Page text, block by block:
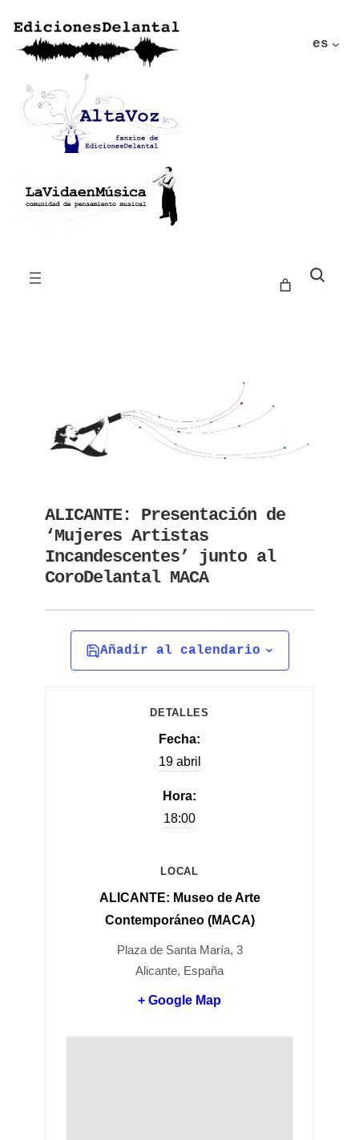
es
Buscar
ALICANTE: Presentación de
‘Mujeres Artistas
Incandescentes’ junto al
CoroDelantal MACA
Añadir al calendario
DETALLES
Fecha:
19 abril
Hora:
18:00
LOCAL
ALICANTE: Museo de Arte
Contemporáneo (MACA)
Plaza de Santa María, 3
Alicante, España
+ Google Map